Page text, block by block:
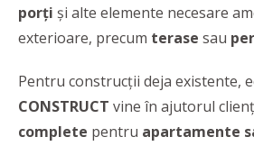
porți și alte elemente necesare
exterioare, precum terase sau
Pentru construcţii deja existente,
CONSTRUCT vine în ajutorul
complete pentru apartamente